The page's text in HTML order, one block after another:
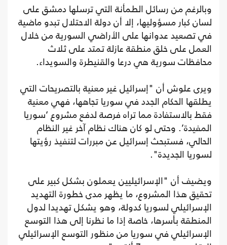
وبالرغم من رسائل الطمأنة التي ترسلها دمشق على
لسان كبار مسؤوليها، إلا أن دولة الاحتلال تبدو ماضية
في تصعيد عدوانها على الأراضي السورية من خلال
العمل على خلق منطقة عازلة تمتد على ثلاث
محافظات سورية هي درعا والقنيطرة والسويداء.
ويرى علوش أن "إسرائيل غير معنية بالتصريحات التي
يطلقها الحكام الجدد في سوريا تجاهها، فهي معنية
فقط بالاستفادة مما تراه فرصة لدفع مشروع ‘سوريا
المفيدة’. وحتى لو كان هناك نظام آخر غير النظام
الحالي، فستبحث إسرائيل عن مبررات لتنفيذ رؤيتها
لسوريا الجديدة".
ويضيف أن "الإسرائيليين يعملون بشكل كبير على
تحقيق هذا المشروع، ما يظهر مدى خطورة التهديد
الإسرائيلي لسوريا كدولة، وهو يشكل تهديدا لدول
المنطقة بأسرها، خاصة إذا ما نظرنا إلى هذا التوسع
الإسرائيلي في سوريا من منظور التوسع الإسرائيلي